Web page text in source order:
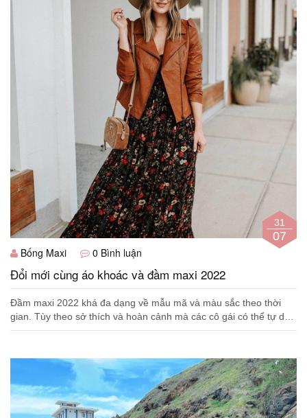
31
07
Bống Maxi
0 Bình luận
Đổi mới cùng áo khoác và đầm maxi 2022
Đầm maxi 2022 khá đa dạng về mẫu mã và màu sắc theo thời
gian. Tùy theo sở thích và hoàn cảnh mà các cô gái có thể tự do